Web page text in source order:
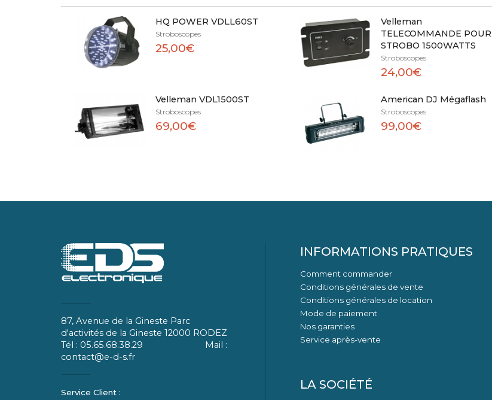
HQ POWER VDLL60ST
Stroboscopes
25,00€
Velleman
TELECOMMANDE POUR
STROBO 1500WATTS
Stroboscopes
24,00€
Velleman VDL1500ST
Stroboscopes
69,00€
American DJ Mégaflash
Stroboscopes
99,00€
87, Avenue de la Gineste Parc
d'activités de la Gineste 12000 RODEZ
Tél : 05.65.68.38.29 Mail :
contact@e-d-s.fr
INFORMATIONS PRATIQUES
Comment commander
Conditions générales de vente
Conditions générales de location
Mode de paiement
Nos garanties
Service après-vente
LA SOCIÉTÉ